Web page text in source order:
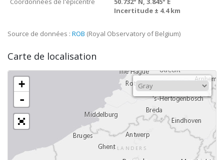
Incertitude ± 4.4 km
Source de données : ROB (Royal Observatory of Belgium)
Carte de localisation
+
-